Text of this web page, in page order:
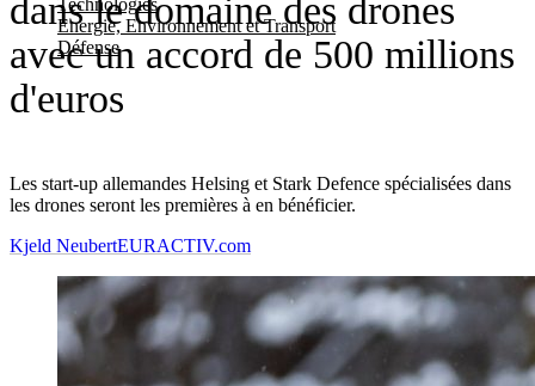
Energie, Environnement et Transport
Défense
dans le domaine des drones
avec un accord de 500 millions
d'euros
Les start-up allemandes Helsing et Stark Defence spécialisées dans
les drones seront les premières à en bénéficier.
Kjeld NeubertEURACTIV.com